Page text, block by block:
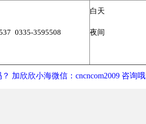
0335-3595508
白天
夜间
加欣欣小海微信：cncncom2009 咨询哦